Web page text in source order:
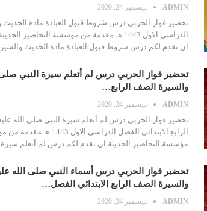
ADMIN ديسمبر 24, 2020
تحضير فواز الحربي درس شروط قبول العبادة مادة الحديث
الدراسى الاول 1443 هـ مقدمة من موسسة
ان تقدم لكم درس شروط قبول العبادة مادة الحديث
تحضير فواز الحربي درس لم أتعلم سيرة النبي
والسيرة الصف الرابع…
ADMIN ديسمبر 24, 2020
تحضير فواز الحربي درس لم أتعلم سيرة النبي صلى الله
الرابع الابتدائي الفصل
مؤسسة التحاضير الحديثة ان تقدم لكم درس لم أتعلم سيرة
تحضير فواز الحربي درس أسماء النبي صلى الله
والسيرة الصف الرابع الابتدائي الفصل…
ADMIN ديسمبر 24, 2020